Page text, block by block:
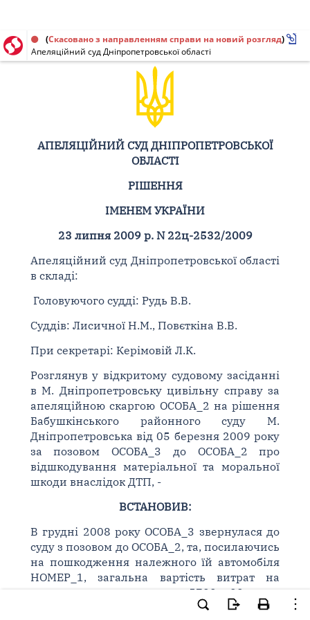
Рішення від 23.07.2009 № 22ц-2532/2009
(Скасовано з направленням справи на новий розгляд)
Апеляційний суд Дніпропетровської області
АПЕЛЯЦІЙНИЙ СУД ДНІПРОПЕТРОВСЬКОЇ
ОБЛАСТІ
РІШЕННЯ
ІМЕНЕМ УКРАЇНИ
23 липня 2009 р. N 22ц-2532/2009
Апеляційний суд Дніпропетровської області
в складі:
Головуючого судді: Рудь В.В.
Суддів: Лисичної Н.М., Повєткіна В.В.
При секретарі: Керімовій Л.К.
Розглянув у відкритому судовому засіданні
в М. Дніпропетровську цивільну справу за
апеляційною скаргою ОСОБА_2 на рішення
Бабушкінського районного суду М.
Дніпропетровська від 05 березня 2009 року
за позовом ОСОБА_3 до ОСОБА_2 про
відшкодування матеріальної та моральної
шкоди внаслідок ДТП, -
ВСТАНОВИВ:
В грудні 2008 року ОСОБА_3 звернулася до
суду з позовом до ОСОБА_2, та, посилаючись
на пошкодження належного їй автомобіля
НОМЕР_1, загальна вартість витрат на
ремонт якого становить 5700, 00 грн.,
спричинених внаслідок ДТП, яке мало